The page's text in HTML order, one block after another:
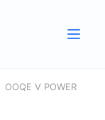
OOQE V POWER